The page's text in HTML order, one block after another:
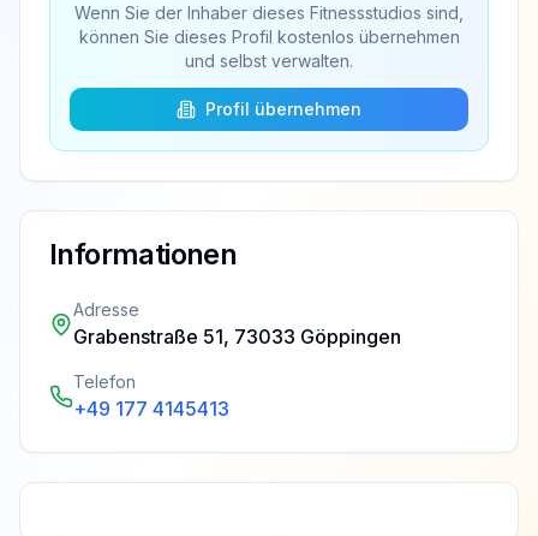
Wenn Sie der Inhaber dieses Fitnessstudios sind,
können Sie dieses Profil kostenlos übernehmen
und selbst verwalten.
Profil übernehmen
Informationen
Adresse
Grabenstraße 51, 73033 Göppingen
Telefon
+49 177 4145413